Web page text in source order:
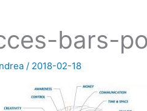
bars-
/ 2018-02-18